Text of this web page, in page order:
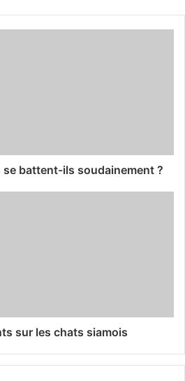
battent-ils soudainement ?
sur les chats siamois